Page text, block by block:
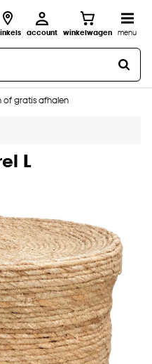
account winkelwagen menu
of gratis afhalen
opmeten aan huis
L